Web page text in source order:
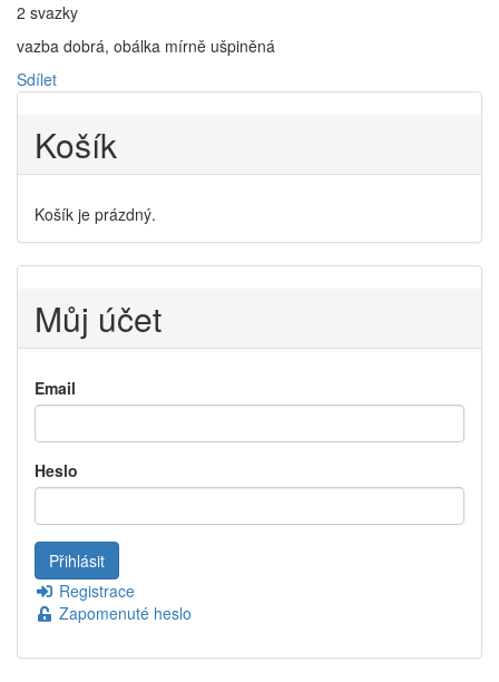
2 svazky
vazba dobrá, obálka mírně ušpiněná
Sdílet
Košík
Košík je prázdný.
Můj účet
Email
Heslo
Registrace
Zapomenuté heslo